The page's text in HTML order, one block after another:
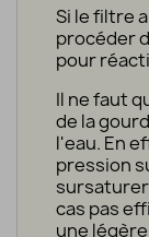
Si le filtre
procéder
pour
Il ne faut
de la
l'eau. En
pression
cas pas
une